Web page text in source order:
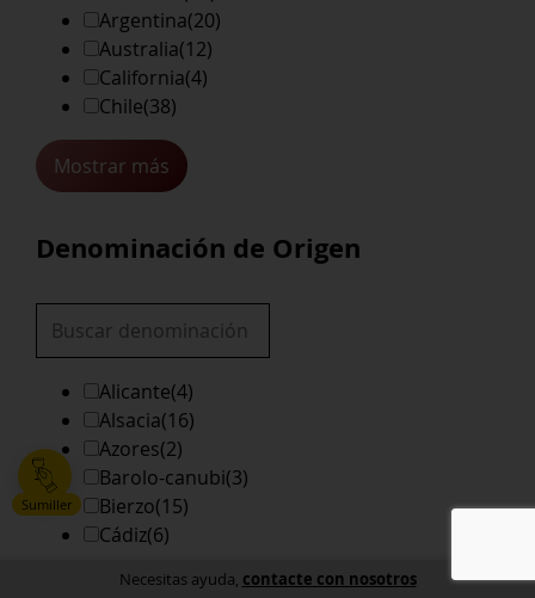
Sumiller
Argentina(20)
Australia(12)
California(4)
Chile(38)
Mostrar más
Denominación de Origen
Alicante(4)
Alsacia(16)
Azores(2)
Barolo-canubi(3)
Bierzo(15)
Cádiz(6)
Necesitas ayuda, contacte con nosotros